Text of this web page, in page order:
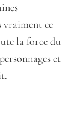
vraiment ce
la force du
et